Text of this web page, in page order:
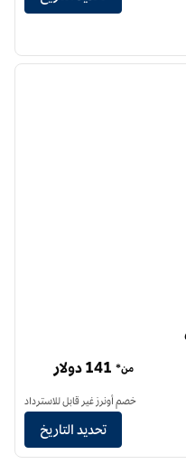
الصورة
كابيتول هيل
من* 141 دولار
خصم أونرز غير قابل للاسترداد
تحديد التاريخ
1
/
12